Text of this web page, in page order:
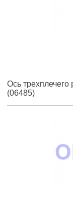
Ось
(06485)